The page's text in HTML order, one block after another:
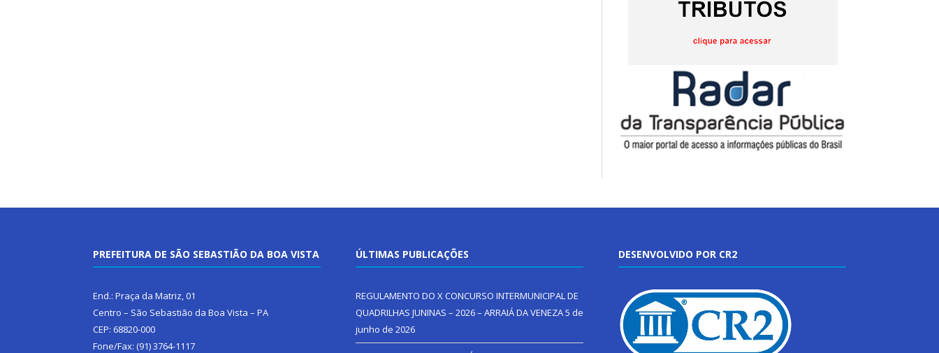
PREFEITURA DE SÃO SEBASTIÃO DA BOA VISTA
End.: Praça da Matriz, 01
Centro – São Sebastião da Boa Vista – PA
CEP: 68820-000
Fone/Fax: (91) 3764-1117
ÚLTIMAS PUBLICAÇÕES
REGULAMENTO DO X CONCURSO INTERMUNICIPAL DE
QUADRILHAS JUNINAS – 2026 – ARRAIÁ DA VENEZA5 de
junho de 2026
DESENVOLVIDO POR CR2